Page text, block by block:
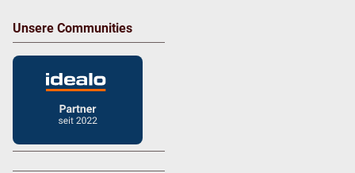
Unsere Communities